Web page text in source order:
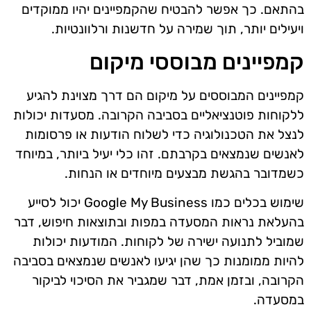
בהתאם. כך אפשר להבטיח שהקמפיינים יהיו ממוקדים
ויעילים יותר, תוך שמירה על חדשנות ורלוונטיות.
קמפיינים מבוססי מיקום
קמפיינים המבוססים על מיקום הם דרך מצוינת להגיע
ללקוחות פוטנציאליים בסביבה הקרובה. מסעדות יכולות
לנצל את הטכנולוגיה כדי לשלוח הודעות או פרסומות
לאנשים שנמצאים בקרבתם. זהו כלי יעיל ביותר, במיוחד
כשמדובר בהגשת מבצעים מיוחדים או הנחות.
שימוש בכלים כמו Google My Business יכול לסייע
בהעלאת נראות המסעדה במפות ובתוצאות חיפוש, דבר
שמוביל לתנועה ישירה של לקוחות. המודעות יכולות
להיות ממומנות כך שהן יגיעו לאנשים שנמצאים בסביבה
הקרובה, ובזמן אמת, דבר שמגביר את הסיכוי לביקור
במסעדה.